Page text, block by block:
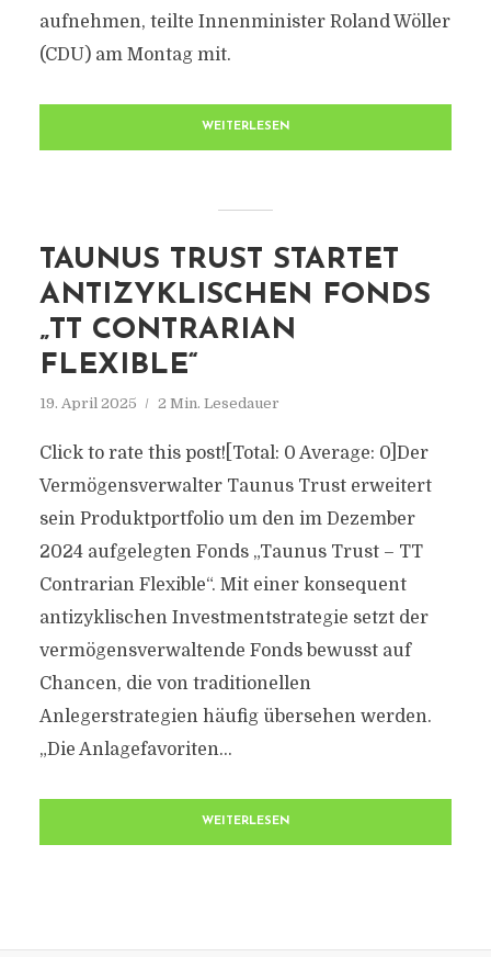
aufnehmen, teilte Innenminister Roland Wöller
(CDU) am Montag mit.
WEITERLESEN
TAUNUS TRUST STARTET
ANTIZYKLISCHEN FONDS
„TT CONTRARIAN
FLEXIBLE“
19. April 2025 2 Min. Lesedauer
Click to rate this post![Total: 0 Average: 0]Der
Vermögensverwalter Taunus Trust erweitert
sein Produktportfolio um den im Dezember
2024 aufgelegten Fonds „Taunus Trust – TT
Contrarian Flexible“. Mit einer konsequent
antizyklischen Investmentstrategie setzt der
vermögensverwaltende Fonds bewusst auf
Chancen, die von traditionellen
Anlegerstrategien häufig übersehen werden.
„Die Anlagefavoriten...
WEITERLESEN